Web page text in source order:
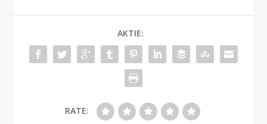
AKTIE:
RATE: